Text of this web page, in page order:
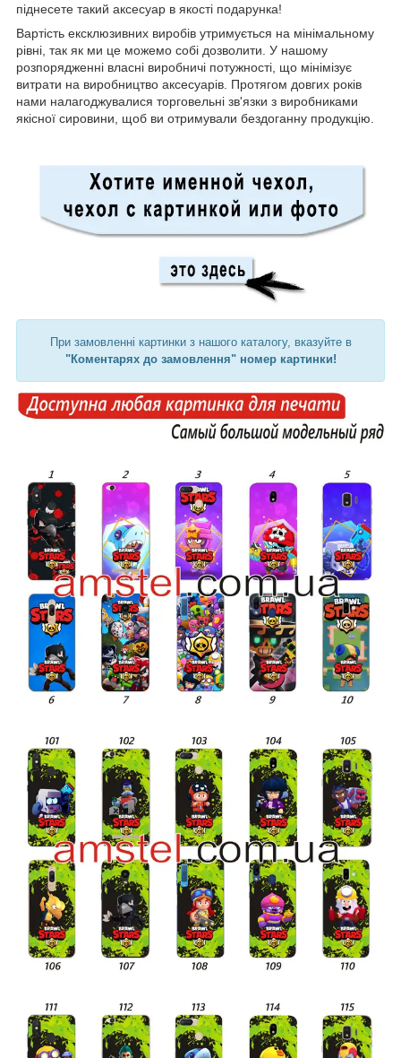
піднесете такий аксесуар в якості подарунка!
Вартість ексклюзивних виробів утримується на мінімальному
рівні, так як ми це можемо собі дозволити. У нашому
розпорядженні власні виробничі потужності, що мінімізує
витрати на виробництво аксесуарів. Протягом довгих років
нами налагоджувалися торговельні зв'язки з виробниками
якісної сировини, щоб ви отримували бездоганну продукцію.
При замовленні картинки з нашого каталогу, вказуйте в
"Коментарях до замовлення" номер картинки!